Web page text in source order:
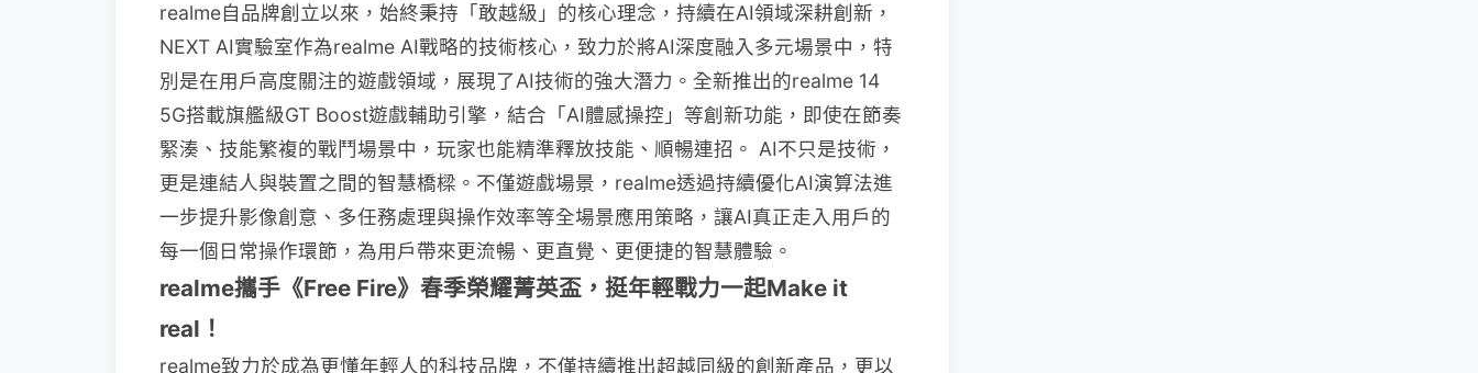
realme自品牌創立以來，始終秉持「敢越級」的核心理念，持續在AI領域深耕創新，
NEXT AI實驗室作為realme AI戰略的技術核心，致力於將AI深度融入多元場景中，特
別是在用戶高度關注的遊戲領域，展現了AI技術的強大潛力。全新推出的realme 14
5G搭載旗艦級GT Boost遊戲輔助引擎，結合「AI體感操控」等創新功能，即使在節奏
緊湊、技能繁複的戰鬥場景中，玩家也能精準釋放技能、順暢連招。 AI不只是技術，
更是連結人與裝置之間的智慧橋樑。不僅遊戲場景，realme透過持續優化AI演算法進
一步提升影像創意、多任務處理與操作效率等全場景應用策略，讓AI真正走入用戶的
每一個日常操作環節，為用戶帶來更流暢、更直覺、更便捷的智慧體驗。
realme攜手《Free Fire》春季榮耀菁英盃，挺年輕戰力一起Make it
real！
realme致力於成為更懂年輕人的科技品牌，不僅持續推出超越同級的創新產品，更以